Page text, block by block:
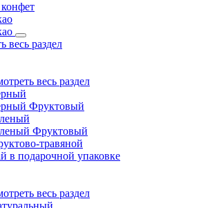
весь раздел
весь раздел
Фруктовый
Фруктовый
травяной
в подарочной упаковке
весь раздел